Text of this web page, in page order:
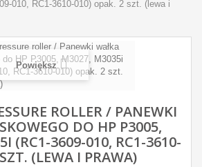
010, RC1-3610-010) opak. 2 szt. (lewa i
Powiększ
ROLLER / PANEWKI
DO HP P3005,
(RC1-3609-010, RC1-3610-
(LEWA I PRAWA)